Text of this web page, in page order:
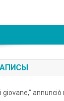
giovane,” annunciò